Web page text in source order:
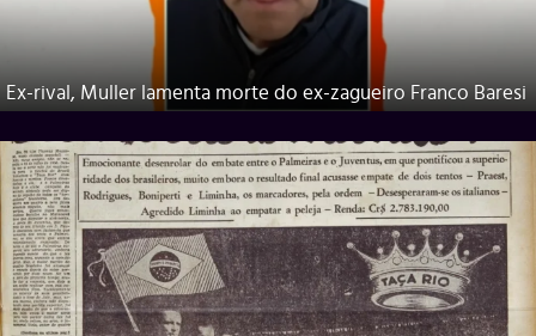
Ex-rival, Muller lamenta morte do ex-zagueiro Franco Baresi